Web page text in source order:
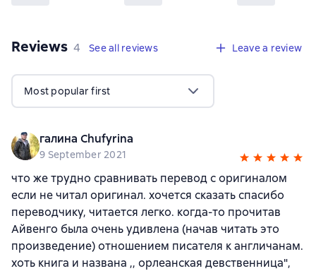
Reviews 4 reviews
4 See all reviews Leave a review
Most popular first
галина Chufyrina
9 September 2021
что же трудно сравнивать перевод с оригиналом
если не читал оригинал. хочется сказать спасибо
переводчику, читается легко. когда-то прочитав
Айвенго была очень удивлена (начав читать это
произведение) отношением писателя к англичанам.
хоть книга и названа ,, орлеанская девственница",